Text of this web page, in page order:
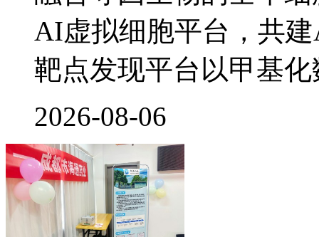
AI虚拟细胞平台，共
靶点发现平台以甲基化
2026-08-06